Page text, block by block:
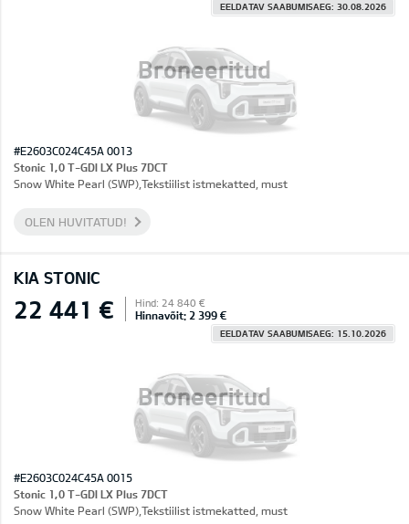
Broneeritud
EELDATAV SAABUMISAEG: 30.08.2026
#E2603C024C45A 0013
Stonic 1,0 T-GDI LX Plus 7DCT
Snow White Pearl (SWP),Tekstiilist istmekatted, must
OLEN HUVITATUD!
KIA STONIC
Broneeritud
22 441 € Hind: 24 840 €
Hinnavõit: 2 399 €
EELDATAV SAABUMISAEG: 15.10.2026
#E2603C024C45A 0015
Stonic 1,0 T-GDI LX Plus 7DCT
Snow White Pearl (SWP),Tekstiilist istmekatted, must